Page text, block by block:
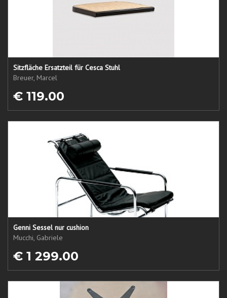
Sitzfläche Ersatzteil für Cesca Stuhl
Breuer, Marcel
€ 119.00
Genni Sessel nur cushion
Mucchi, Gabriele
€ 1 299.00